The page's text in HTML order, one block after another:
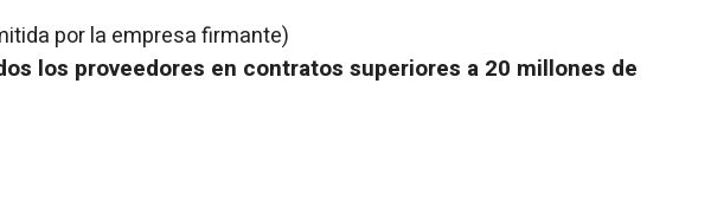
por la empresa firmante)
los proveedores en contratos superiores a 20 millones de